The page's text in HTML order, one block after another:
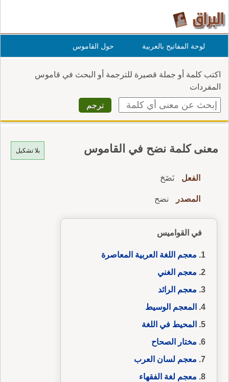
لوحة المفاتيح بالعربية حول القاموس
اكتب كلمة أو جملة قصيرة للترجمة أو البحث في قاموس
المفردات
بلا تشكيل معنى كلمة نضح في القاموس
الفعل نَضَحَ
المصدر نضح
في القواميس
معجم اللغة العربية المعاصرة
معجم الغني
معجم الرائد
المعجم الوسيط
المحيط في اللغة
مختار الصحاح
معجم لسان العرب
معجم لغة الفقهاء